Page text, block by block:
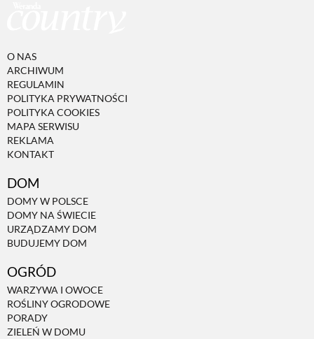
O NAS
ARCHIWUM
REGULAMIN
POLITYKA PRYWATNOŚCI
POLITYKA COOKIES
MAPA SERWISU
REKLAMA
KONTAKT
DOM
DOMY W POLSCE
DOMY NA ŚWIECIE
URZĄDZAMY DOM
BUDUJEMY DOM
OGRÓD
WARZYWA I OWOCE
ROŚLINY OGRODOWE
PORADY
ZIELEŃ W DOMU